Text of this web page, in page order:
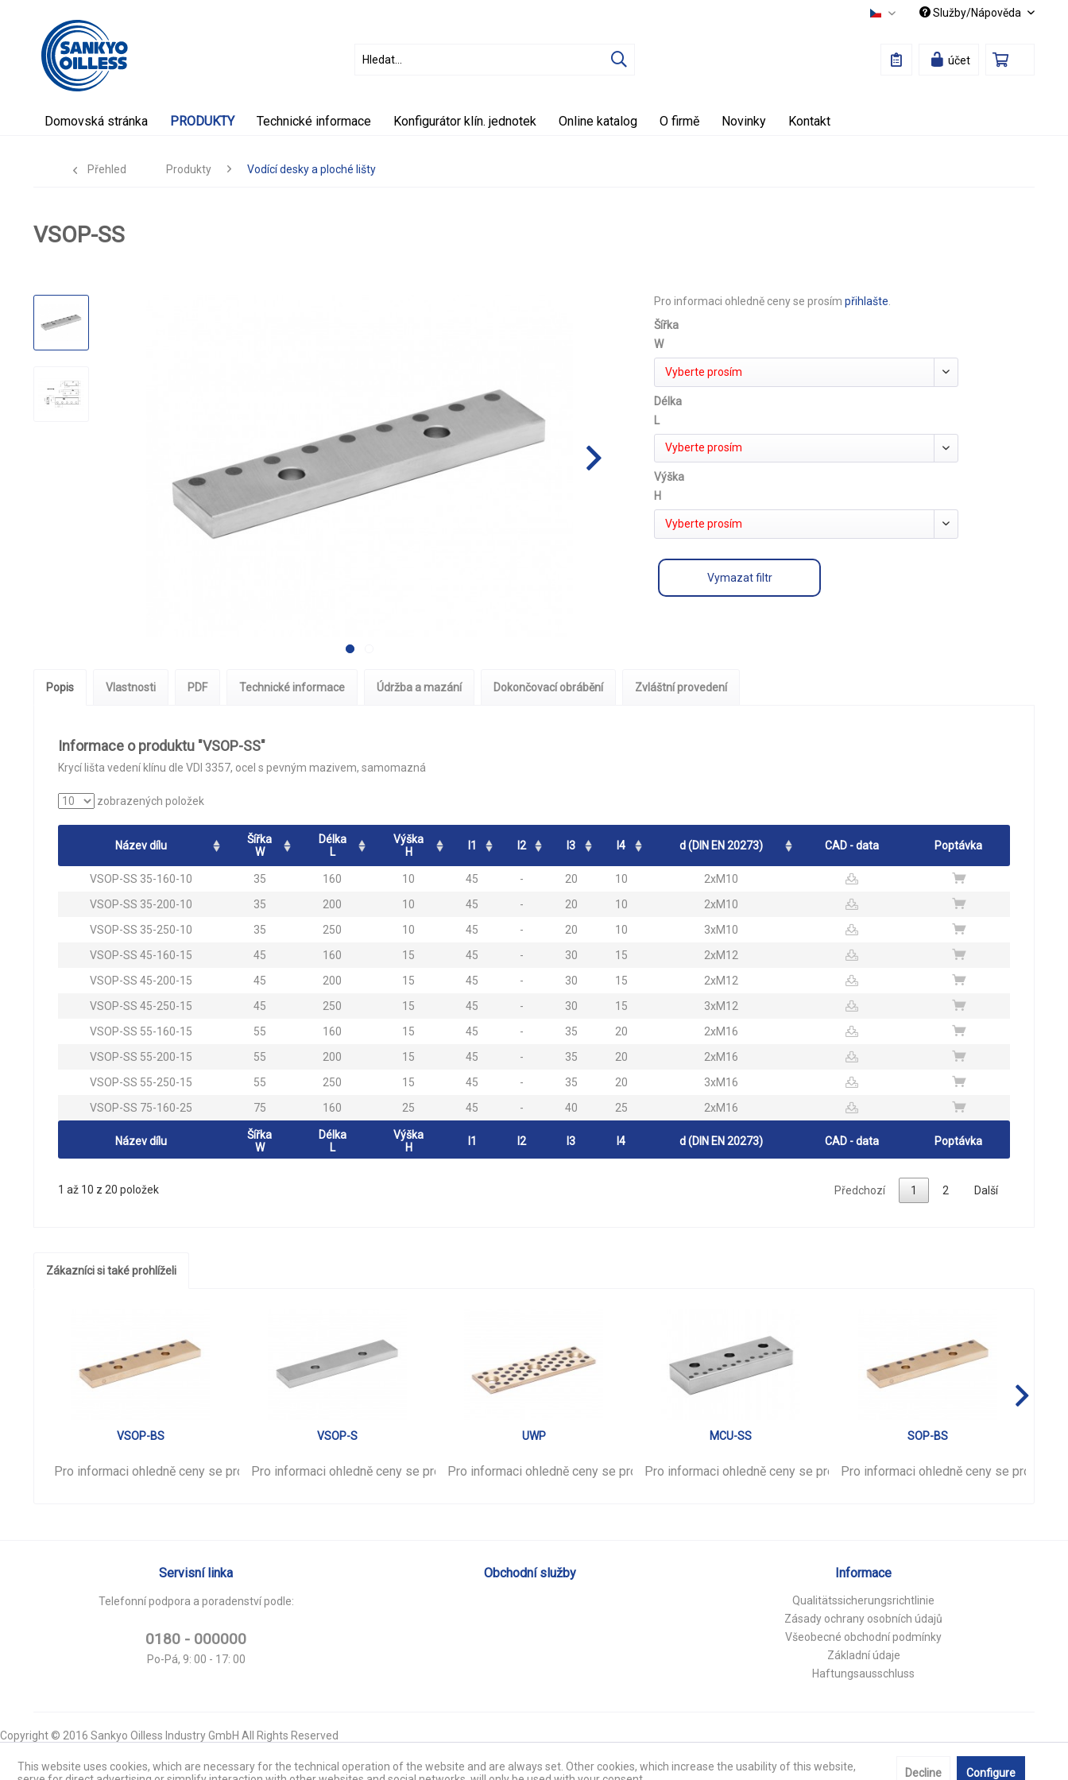
Česky Služby/Nápověda
účet
Domovská stránka PRODUKTY Technické informace Konfigurátor klín. jednotek Online katalog O firmě Novinky Kontakt
Přehled Produkty Vodící desky a ploché lišty
VSOP-SS
Pro informaci ohledně ceny se prosímpřihlašte
Šířka
W
Vyberte prosím
Délka
L
Vyberte prosím
Výška
H
Vyberte prosím
Vymazat filtr
Popis Vlastnosti PDF Technické informace Údržba a mazání Dokončovací obrábění Zvláštní provedení
Informace o produktu "VSOP-SS"
Krycí lišta vedení klínu dle VDI 3357, ocel s pevným mazivem, samomazná
zobrazených položek
Název dílu
Šířka
W
Délka
L
Výška
H
l1 l2 l3 l4 d (DIN EN 20273) CAD - data Poptávka
VSOP-SS 35-160-10 35 160 10 45 - 20 10
2xM10
VSOP-SS 35-200-10
35 200 10 45 - 20 10
2xM10
VSOP-SS 35-250-10
35 250 10 45 - 20 10
3xM10
VSOP-SS 45-160-15
45 160 15 45 - 30 15
2xM12
VSOP-SS 45-200-15
45 200 15 45 - 30 15
2xM12
VSOP-SS 45-250-15
45 250 15 45 - 30 15
3xM12
VSOP-SS 55-160-15
55 160 15 45 - 35 20
2xM16
VSOP-SS 55-200-15
55 200 15 45 - 35 20
2xM16
VSOP-SS 55-250-15
55 250 15 45 - 35 20
3xM16
VSOP-SS 75-160-25
75 160 25 45 - 40 25 2xM16
Název dílu
Šířka
W
Délka
L
Výška
H
l1 l2 l3 l4 d (DIN EN 20273) CAD - data Poptávka
1 až 10 z 20 položek Předchozí 1 2 Další
Zákazníci si také prohlíželi
VSOP-BS
Pro informaci ohledně ceny se prosímpřihlašte.
VSOP-S
Pro informaci ohledně ceny se prosímpřihlašte.
UWP
Pro informaci ohledně ceny se prosímpřihlašte.
MCU-SS
Pro informaci ohledně ceny se prosímpřihlašte.
SOP-BS
Pro informaci ohledně ceny se prosím
Servisní linka
Telefonní podpora a poradenství podle:
0180 - 000000
Po-Pá, 9: 00 - 17: 00
Obchodní služby Informace
Qualitätssicherungsrichtlinie
Zásady ochrany osobních údajů
Všeobecné obchodní podmínky
Základní údaje
Haftungsausschluss
Copyright © 2016 Sankyo Oilless Industry GmbH All Rights Reserved
This website uses cookies, which are necessary for the technical operation of the website and are always set. Other cookies, which increase the usability of this website,
Decline Configure